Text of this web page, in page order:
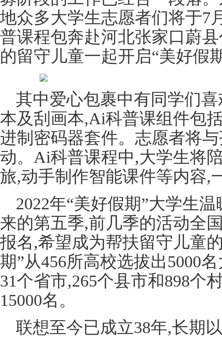
地众多大学生志愿者们将于7
普课程包奔赴河北张家口蔚
的留守儿童一起开启“美好假
其中爱心包裹中有同学们
本及刮画本,Ai科普课组件包
进制密码器套件。志愿者将
动。Ai科普课程中,大学生将
旅,动手制作智能课件等内容,
2022年“美好假期”大学生
来的第五季,前几季的活动全
报名,希望成为帮扶留守儿童
期”从456所高校选拔出5000
31个省市,265个县市和898个
15000名。
联想至今已成立38年,长期